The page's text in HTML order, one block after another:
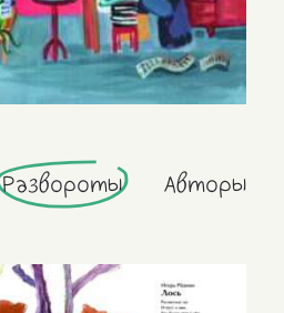
Развороты Авторы